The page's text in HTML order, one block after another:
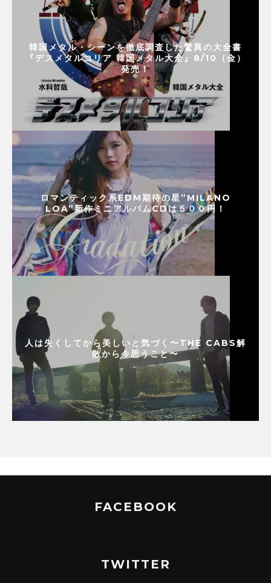
韓国メタル・シーンを徹底調査した驚異の大全書
『デスメタルコリア 韓国メタル大全』8/10（金）
発売！
ロマンティック系EDM期待の星”MILANO
LOA”新作ミニアルバムCDは５００円！
人は失くしてから美しいと気づく〜THE CABS解
散から今思うこと〜
FACEBOOK
TWITTER